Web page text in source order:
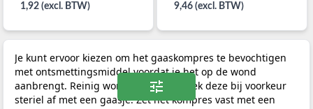
1,92 (excl. BTW)
9,46 (excl. BTW)
Je kunt ervoor kiezen om het gaaskompres te bevochtigen
met ontsmettingsmiddel voordat je het op de wond
aanbrengt. Reinig wondjes altijd en dek deze bij voorkeur
steriel af met een gaasje. Zet het kompres vast met een